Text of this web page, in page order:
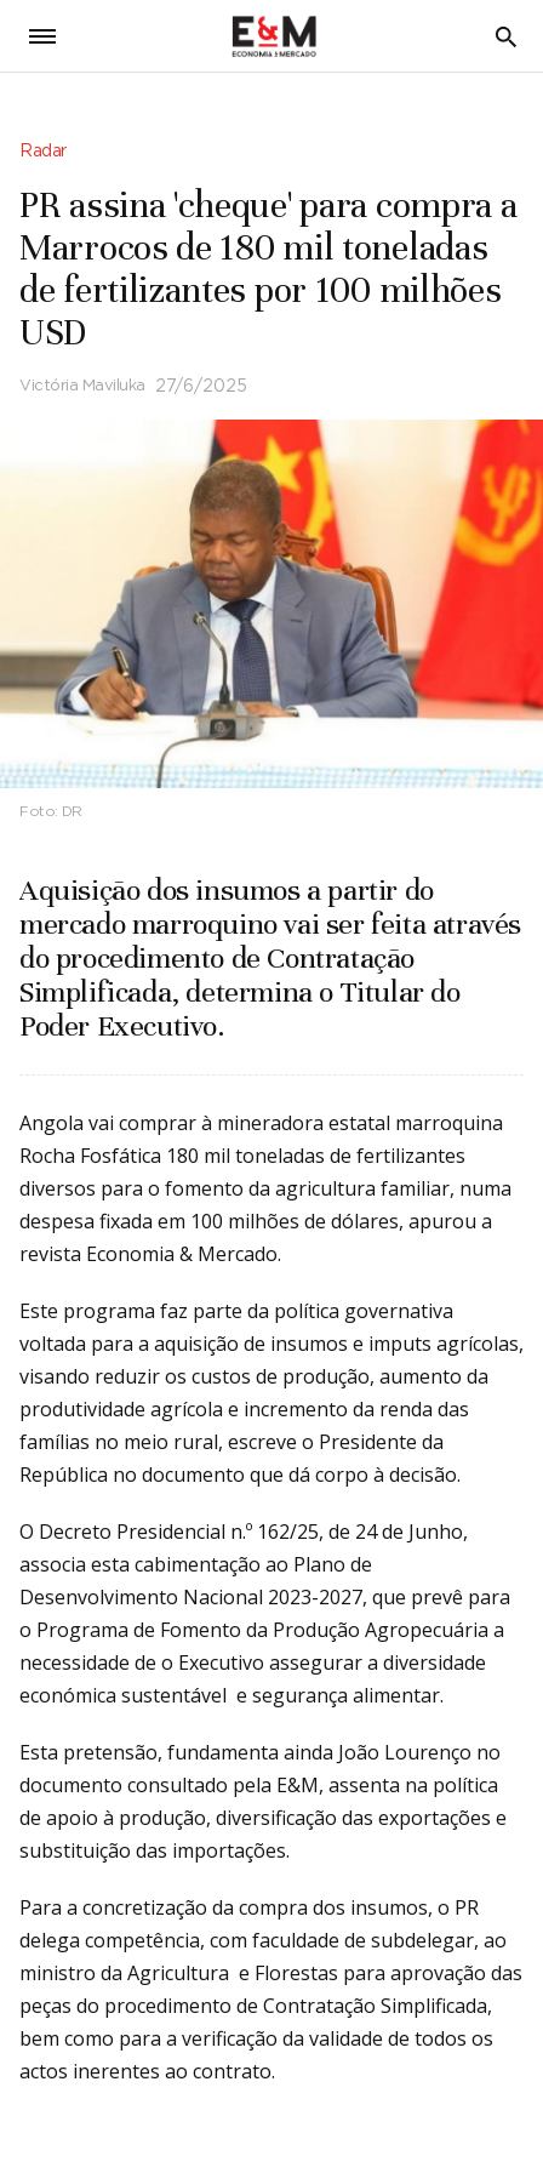
5
Radar
PR assina 'cheque' para compra a
Marrocos de 180 mil toneladas
de fertilizantes por 100 milhões
USD
Victória Maviluka 27/6/2025
Foto: DR
Aquisição dos insumos a partir do
mercado marroquino vai ser feita através
do procedimento de Contratação
Simplificada, determina o Titular do
Poder Executivo.
Angola vai comprar à mineradora estatal marroquina
Rocha Fosfática 180 mil toneladas de fertilizantes
diversos para o fomento da agricultura familiar, numa
despesa fixada em 100 milhões de dólares, apurou a
revista Economia & Mercado.
Este programa faz parte da política governativa
voltada para a aquisição de insumos e imputs agrícolas,
visando reduzir os custos de produção, aumento da
produtividade agrícola e incremento da renda das
famílias no meio rural, escreve o Presidente da
República no documento que dá corpo à decisão.
O Decreto Presidencial n.º 162/25, de 24 de Junho,
associa esta cabimentação ao Plano de
Desenvolvimento Nacional 2023-2027, que prevê para
o Programa de Fomento da Produção Agropecuária a
necessidade de o Executivo assegurar a diversidade
económica sustentável e segurança alimentar.
Esta pretensão, fundamenta ainda João Lourenço no
documento consultado pela E&M, assenta na política
de apoio à produção, diversificação das exportações e
substituição das importações.
Para a concretização da compra dos insumos, o PR
delega competência, com faculdade de subdelegar, ao
ministro da Agricultura e Florestas para aprovação das
peças do procedimento de Contratação Simplificada,
bem como para a verificação da validade de todos os
actos inerentes ao contrato.